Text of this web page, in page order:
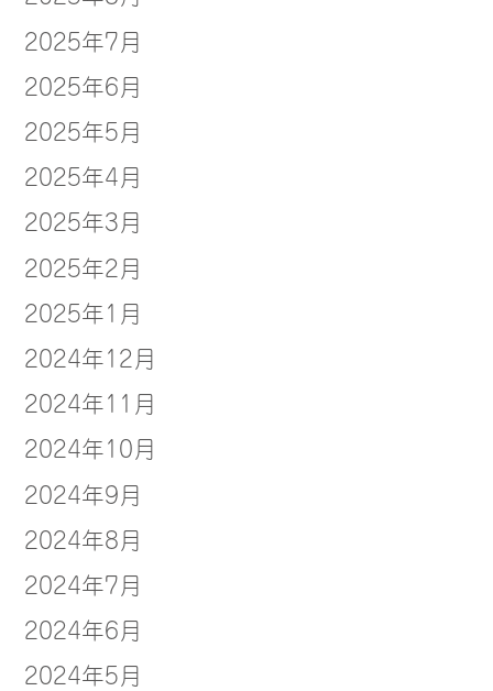
2025年7月
2025年6月
2025年5月
2025年4月
2025年3月
2025年2月
2025年1月
2024年12月
2024年11月
2024年10月
2024年9月
2024年8月
2024年7月
2024年6月
2024年5月